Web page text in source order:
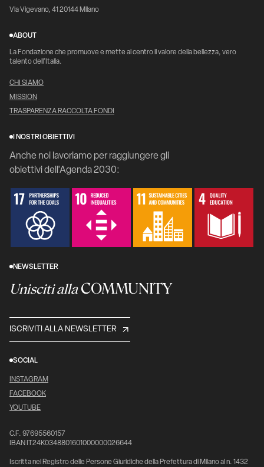
Via Vigevano, 41 20144 Milano
ABOUT
La Fondazione che promuove e mette al centro il valore della bellezza, vero
talento dell’Italia.
CHI SIAMO
MISSION
TRASPARENZA RACCOLTA FONDI
I NOSTRI OBIETTIVI
Anche noi lavoriamo per raggiungere gli
obiettivi dell'Agenda 2030:
NEWSLETTER
Unisciti allaCOMMUNITY
ISCRIVITI ALLA NEWSLETTER
SOCIAL
INSTAGRAM
FACEBOOK
YOUTUBE
C.F. 97695560157
IBAN IT24K0348801601000000026644
Iscritta nel Registro delle Persone Giuridiche della Prefettura di Milano al n. 1432